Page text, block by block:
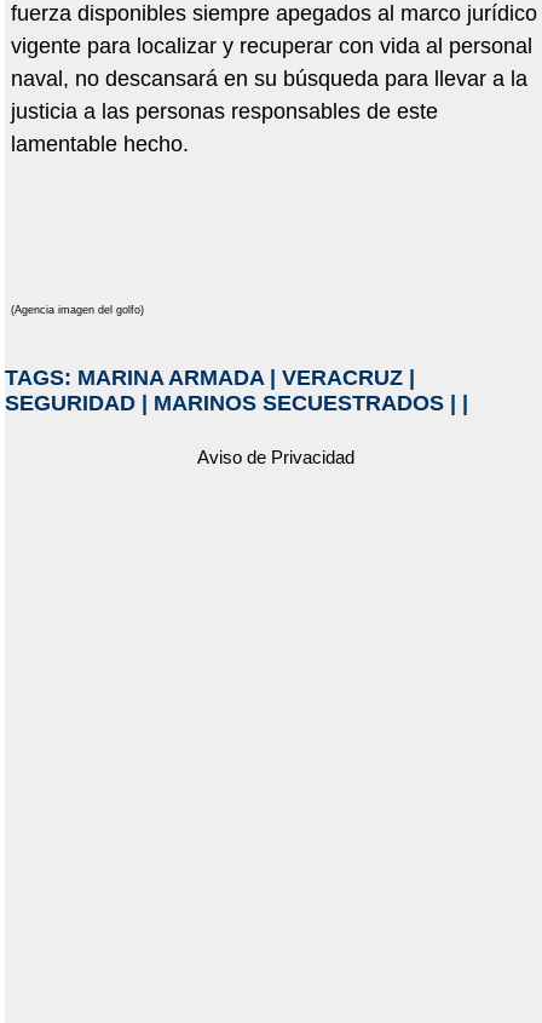
fuerza disponibles siempre apegados al marco jurídico
vigente para localizar y recuperar con vida al personal
naval, no descansará en su búsqueda para llevar a la
justicia a las personas responsables de este
lamentable hecho.
(Agencia imagen del golfo)
TAGS: MARINA ARMADA| VERACRUZ|
SEGURIDAD| MARINOS SECUESTRADOS|
Aviso de Privacidad